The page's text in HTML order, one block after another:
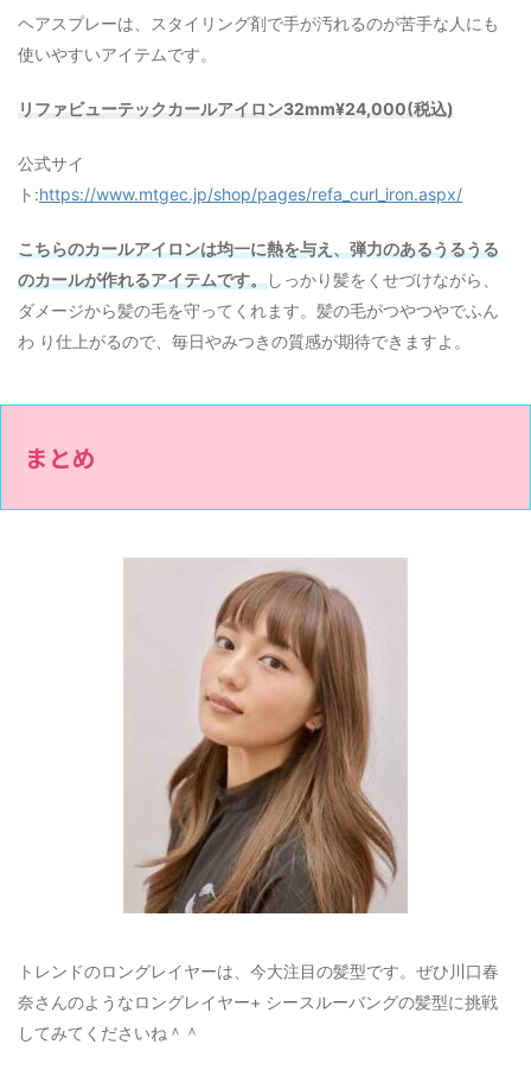
ヘアスプレーは、スタイリング剤で手が汚れるのが苦手な人にも
使いやすいアイテムです。
リファビューテックカールアイロン32mm¥24,000(税込)
公式サイ
ト:https://www.mtgec.jp/shop/pages/refa_curl_iron.aspx/
こちらのカールアイロンは均一に熱を与え、弾力のあるうるうる
のカールが作れるアイテムです。しっかり髪をくせづけながら、
ダメージから髪の毛を守ってくれます。髪の毛がつやつやでふん
わ り仕上がるので、毎日やみつきの質感が期待できますよ。
まとめ
トレンドのロングレイヤーは、今大注目の髪型です。ぜひ川口春
奈さんのようなロングレイヤー+ シースルーバングの髪型に挑戦
してみてくださいね＾＾